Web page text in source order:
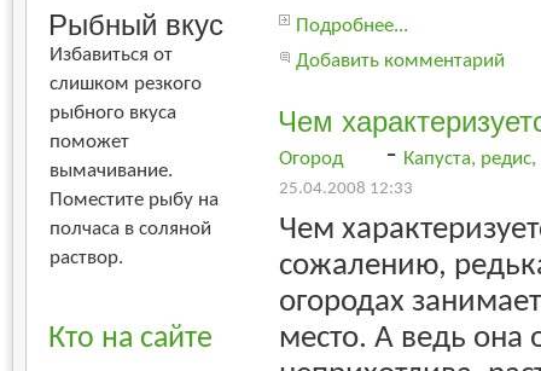
Рыбный вкус
Избавиться от
слишком резкого
рыбного вкуса
поможет
вымачивание.
Поместите рыбу на
полчаса в соляной
раствор.
Кто на сайте
Подробнее...
Добавить комментарий
Чем
Огород - Капуста,
25.04.2008 12:33
Чем
сожалению,
огородах
место. А ведь она